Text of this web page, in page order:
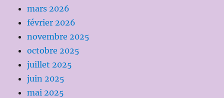
mars 2026
février 2026
novembre 2025
octobre 2025
juillet 2025
juin 2025
mai 2025